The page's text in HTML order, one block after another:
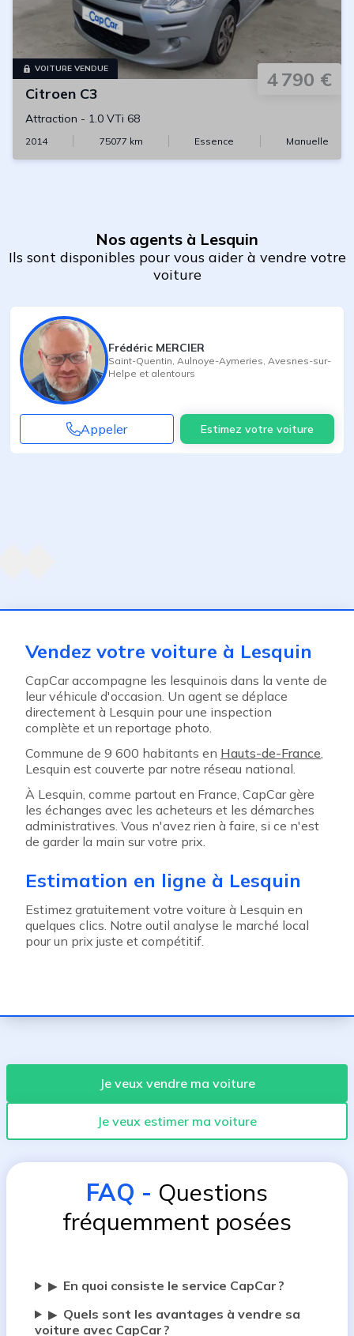
VOITURE VENDUE 4 790 €
Citroen C3
Attraction - 1.0 VTi 68
2014 75077 km Essence Manuelle
Nos agents à Lesquin
Ils sont disponibles pour vous aider à vendre votre
voiture
Frédéric MERCIER
Saint-Quentin Aulnoye-Aymeries Avesnes-sur-
Helpe et alentours
Appeler Estimez votre voiture
Vendez votre voiture à Lesquin
CapCar accompagne les lesquinois dans la vente de
leur véhicule d'occasion. Un agent se déplace
directement à Lesquin pour une inspection
complète et un reportage photo.
Commune de 9 600 habitants en Hauts-de-France,
Lesquin est couverte par notre réseau national.
À Lesquin, comme partout en France, CapCar gère
les échanges avec les acheteurs et les démarches
administratives. Vous n'avez rien à faire, si ce n'est
de garder la main sur votre prix.
Estimation en ligne à Lesquin
Estimez gratuitement votre voiture à Lesquin en
quelques clics. Notre outil analyse le marché local
pour un prix juste et compétitif.
Je veux vendre ma voiture
Je veux estimer ma voiture
FAQ - Questions
fréquemment posées
▶ En quoi consiste le service CapCar ?
▶ Quels sont les avantages à vendre sa
voiture avec CapCar ?